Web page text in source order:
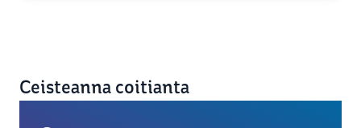
Ceisteanna coitianta